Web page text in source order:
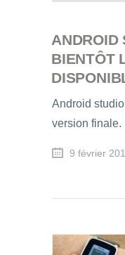
ANDROID
BIENTÔT
Android
version finale.
9 février